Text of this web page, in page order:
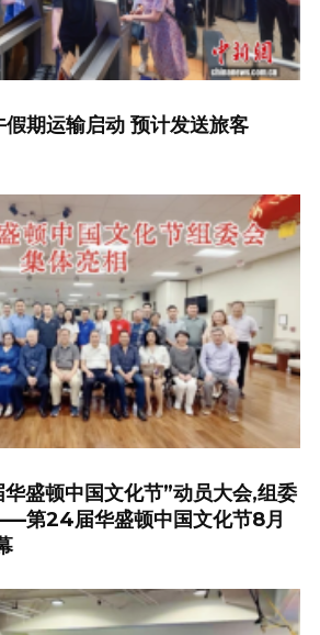
期运输启动 预计发送旅客
盛顿中国文化节”动员大会,组委
第24届华盛顿中国文化节8月